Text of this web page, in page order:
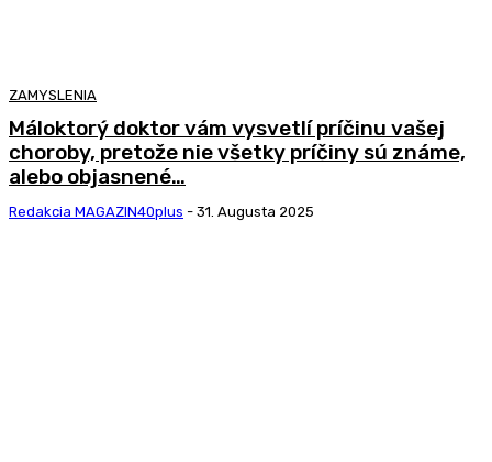
ZAMYSLENIA
Máloktorý doktor vám vysvetlí príčinu vašej
choroby, pretože nie všetky príčiny sú známe,
alebo objasnené…
Redakcia MAGAZIN40plus - 31. Augusta 2025